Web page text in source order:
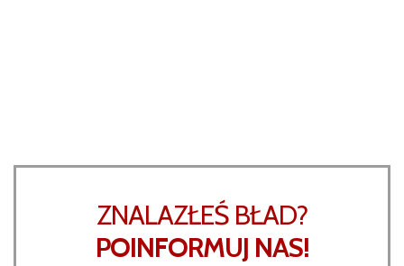
ZNALAZŁEŚ BŁAD?
POINFORMUJ NAS!